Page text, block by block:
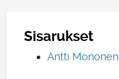
Sisarukset
Antti Mononen